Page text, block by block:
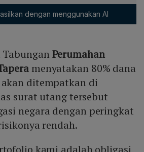
dengan menggunakan AI
Tabungan Perumahan
menyatakan 80% dana
ditempatkan di
surat utang tersebut
negara dengan peringkat
rendah.